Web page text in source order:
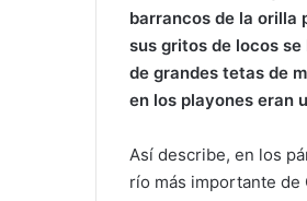
barrancos de la orilla
sus gritos de locos
de grandes tetas de
en los playones eran
Así describe, en los
río más importante de